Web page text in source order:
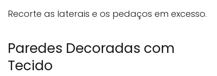
Recorte as laterais e os pedaços em excesso.
Paredes Decoradas com
Tecido